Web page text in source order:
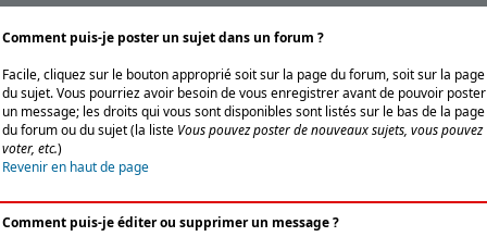
Comment puis-je poster un sujet dans un forum ?
Facile, cliquez sur le bouton approprié soit sur la page du forum, soit sur la page
du sujet. Vous pourriez avoir besoin de vous enregistrer avant de pouvoir poster
un message; les droits qui vous sont disponibles sont listés sur le bas de la page
du forum ou du sujet (la liste Vous pouvez poster de nouveaux sujets, vous pouvez
voter, etc.)
Revenir en haut de page
Comment puis-je éditer ou supprimer un message ?